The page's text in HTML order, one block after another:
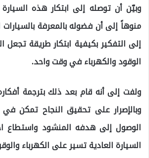
وبيّن أن توصله إلى ابتكار هذه
منوهاً إلى أن فضوله بالمعرفة بالسيارات
إلى التفكير بكيفية ابتكار طريقة
الوقود والكهرباء في وقت واحد.
ولفت إلى أنه قام بعد ذلك بترجمة
وبالإصرار على تحقيق النجاح تمكن
الوصول إلى هدفه المنشود واستطاع
السيارة العادية تسير على الكهرباء